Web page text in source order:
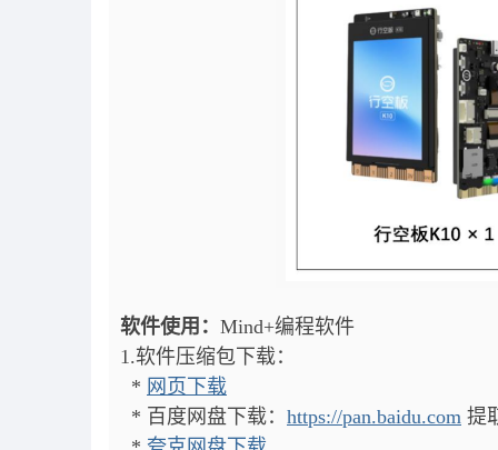
软件使用： Mind+编程软件
1.软件压缩包下载：
* 网页下载
* 百度网盘下载： https://pan.baidu.com 提